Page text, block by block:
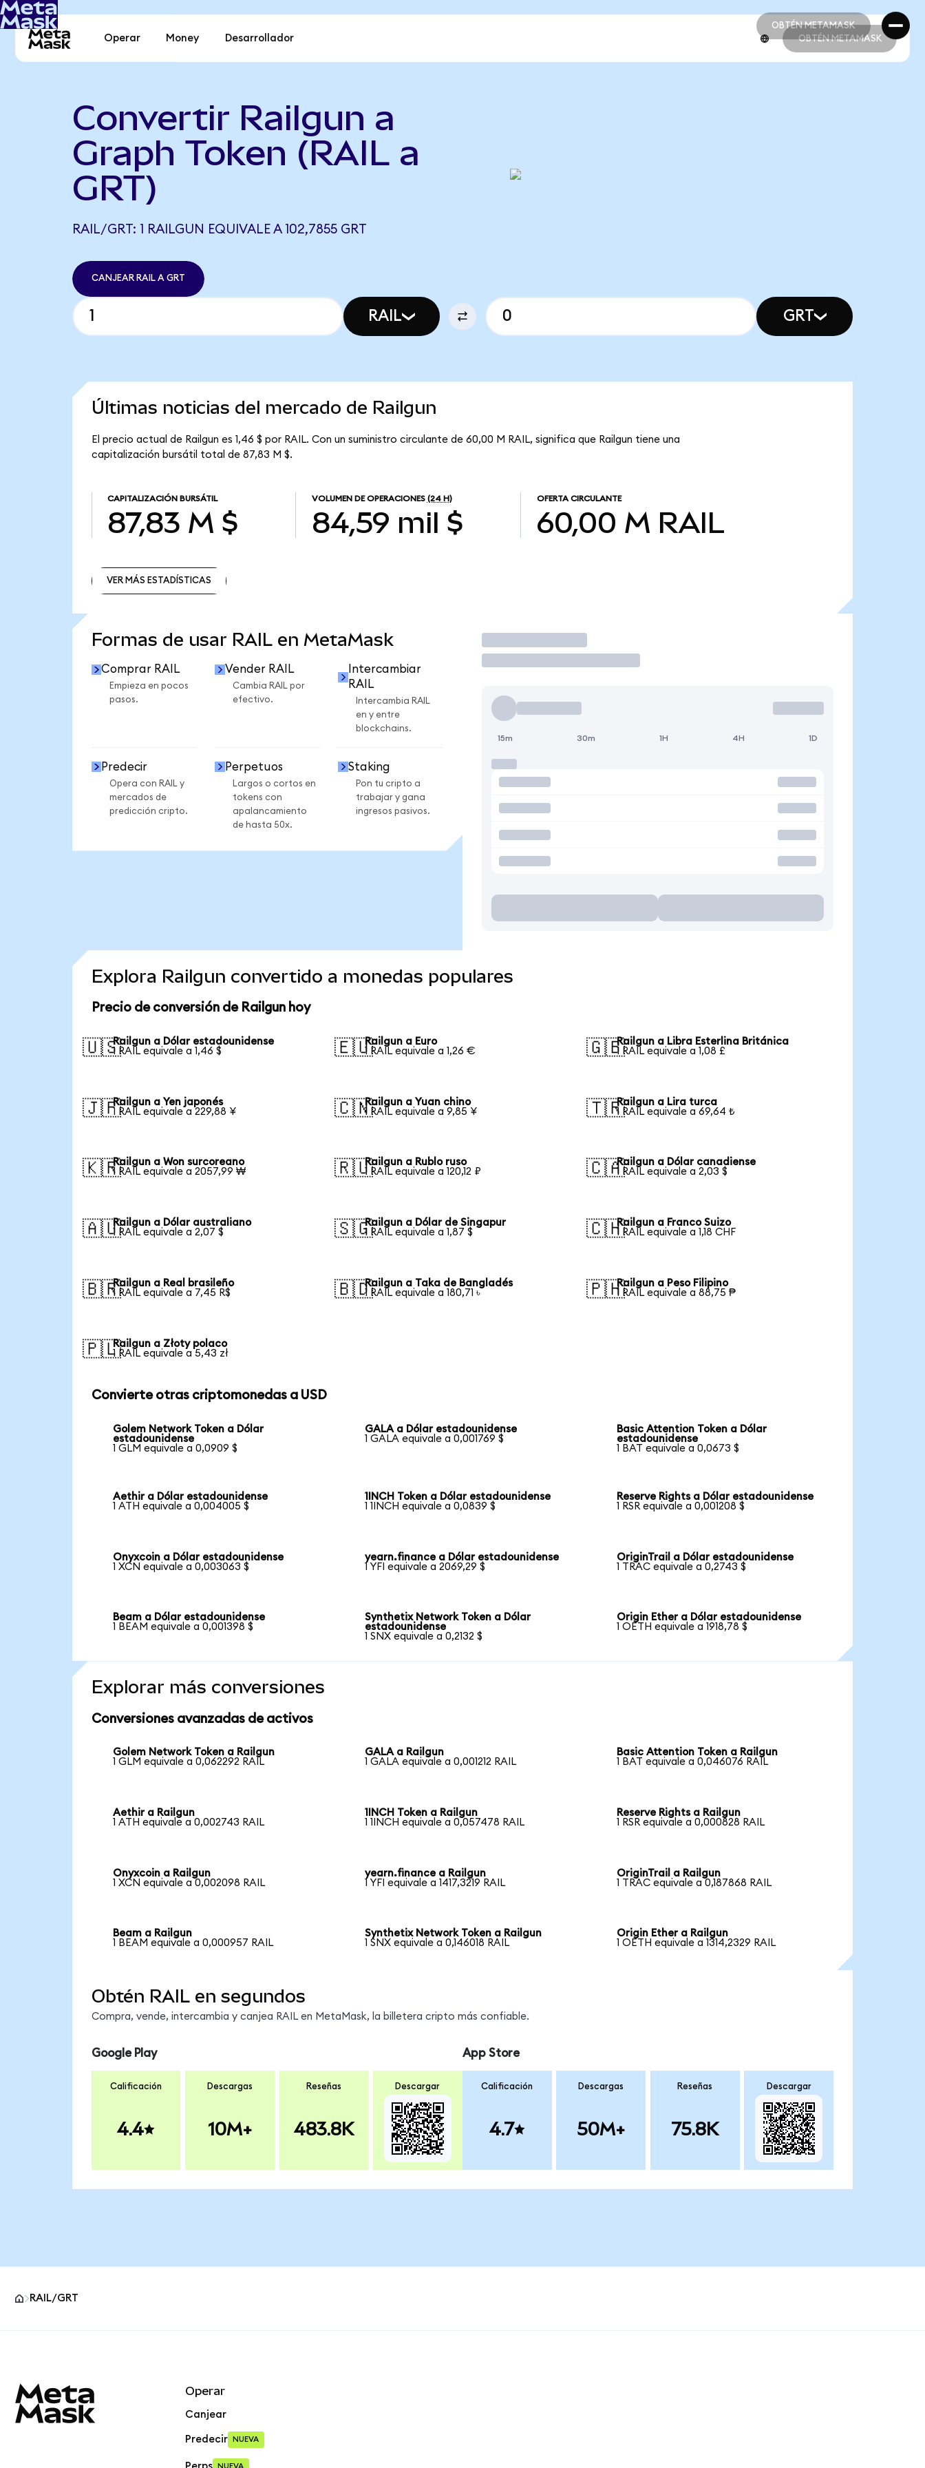
OBTÉN METAMASK
OBTÉN METAMASK
Operar Money Desarrollador OBTÉN METAMASK
Convertir Railgun a
Graph Token (RAIL a
GRT)
RAIL/GRT: 1 RAILGUN EQUIVALE A 102,7855 GRT
CANJEAR RAIL A GRT
RAIL GRT
Últimas noticias del mercado de Railgun
El precio actual de Railgun es 1,46 $ por RAIL. Con un suministro circulante de 60,00 M RAIL, significa que Railgun tiene una
capitalización bursátil total de 87,83 M $.
CAPITALIZACIÓN BURSÁTIL
87,83 M $
VOLUMEN DE OPERACIONES (24 H)
84,59 mil $
OFERTA CIRCULANTE
60,00 M RAIL
VER MÁS ESTADÍSTICAS
Formas de usar RAIL en MetaMask
Comprar RAIL
Empieza en pocos
pasos.
Vender RAIL
Cambia RAIL por
efectivo.
Intercambiar
RAIL
Intercambia RAIL
en y entre
blockchains.
Predecir
Opera con RAIL y
mercados de
predicción cripto.
Perpetuos
Largos o cortos en
tokens con
apalancamiento
de hasta 50x.
Staking
Pon tu cripto a
trabajar y gana
ingresos pasivos.
Operar
15m 30m 1H 4H 1D
Explora Railgun convertido a monedas populares
Precio de conversión de Railgun hoy
🇺🇸Railgun a Dólar estadounidense
1 RAIL equivale a 1,46 $
🇪🇺Railgun a Euro
1 RAIL equivale a 1,26 €
🇬🇧Railgun a Libra Esterlina Británica
1 RAIL equivale a 1,08 £
🇯🇵Railgun a Yen japonés
1 RAIL equivale a 229,88 ¥
🇨🇳Railgun a Yuan chino
1 RAIL equivale a 9,85 ¥
🇹🇷Railgun a Lira turca
1 RAIL equivale a 69,64 ₺
🇰🇷Railgun a Won surcoreano
1 RAIL equivale a 2057,99 ₩
🇷🇺Railgun a Rublo ruso
1 RAIL equivale a 120,12 ₽
🇨🇦Railgun a Dólar canadiense
1 RAIL equivale a 2,03 $
🇦🇺Railgun a Dólar australiano
1 RAIL equivale a 2,07 $
🇸🇬Railgun a Dólar de Singapur
1 RAIL equivale a 1,87 $
🇨🇭Railgun a Franco Suizo
1 RAIL equivale a 1,18 CHF
🇧🇷Railgun a Real brasileño
1 RAIL equivale a 7,45 R$
🇧🇩Railgun a Taka de Bangladés
1 RAIL equivale a 180,71 ৳
🇵🇭Railgun a Peso Filipino
1 RAIL equivale a 88,75 ₱
🇵🇱Railgun a Złoty polaco
1 RAIL equivale a 5,43 zł
Convierte otras criptomonedas a USD
Golem Network Token a Dólar
estadounidense
1 GLM equivale a 0,0909 $
GALA a Dólar estadounidense
1 GALA equivale a 0,001769 $
Basic Attention Token a Dólar
estadounidense
1 BAT equivale a 0,0673 $
Aethir a Dólar estadounidense
1 ATH equivale a 0,004005 $
1INCH Token a Dólar estadounidense
1 1INCH equivale a 0,0839 $
Reserve Rights a Dólar estadounidense
1 RSR equivale a 0,001208 $
Onyxcoin a Dólar estadounidense
1 XCN equivale a 0,003063 $
yearn.finance a Dólar estadounidense
1 YFI equivale a 2069,29 $
OriginTrail a Dólar estadounidense
1 TRAC equivale a 0,2743 $
Beam a Dólar estadounidense
1 BEAM equivale a 0,001398 $
Synthetix Network Token a Dólar
estadounidense
1 SNX equivale a 0,2132 $
Origin Ether a Dólar estadounidense
1 OETH equivale a 1918,78 $
Explorar más conversiones
Conversiones avanzadas de activos
Golem Network Token a Railgun
1 GLM equivale a 0,062292 RAIL
GALA a Railgun
1 GALA equivale a 0,001212 RAIL
Basic Attention Token a Railgun
1 BAT equivale a 0,046076 RAIL
Aethir a Railgun
1 ATH equivale a 0,002743 RAIL
1INCH Token a Railgun
1 1INCH equivale a 0,057478 RAIL
Reserve Rights a Railgun
1 RSR equivale a 0,000828 RAIL
Onyxcoin a Railgun
1 XCN equivale a 0,002098 RAIL
yearn.finance a Railgun
1 YFI equivale a 1417,3219 RAIL
OriginTrail a Railgun
1 TRAC equivale a 0,187868 RAIL
Beam a Railgun
1 BEAM equivale a 0,000957 RAIL
Synthetix Network Token a Railgun
1 SNX equivale a 0,146018 RAIL
Origin Ether a Railgun
1 OETH equivale a 1314,2329 RAIL
Obtén RAIL en segundos
Compra, vende, intercambia y canjea RAIL en MetaMask, la billetera cripto más confiable.
Google Play
Calificación
4.4
Descargas
10M+
Reseñas
483.8K
Descargar
App Store
Calificación
4.7
Descargas
50M+
Reseñas
75.8K
Descargar
RAIL/GRT
Operar
Canjear
Predecir NUEVA
NUEVA